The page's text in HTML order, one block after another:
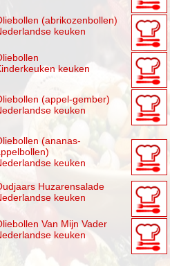
(abrikozenbollen)
keuken
keuken
(appel-gember)
keuken
(ananas-
keuken
Huzarensalade
keuken
Van Mijn Vader
keuken